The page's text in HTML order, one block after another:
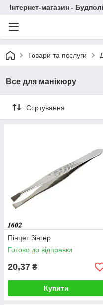
Інтернет-магазин -
Товари та послуги
Все для манікюру
Сортування
Пінцет Зінгер
Готово до відправки
20,37 ₴
Купити